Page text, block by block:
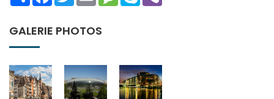
GALERIE PHOTOS